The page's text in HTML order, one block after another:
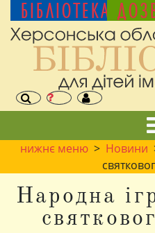
БІБЛІОТЕКА
нижнє меню> Новини
Народна